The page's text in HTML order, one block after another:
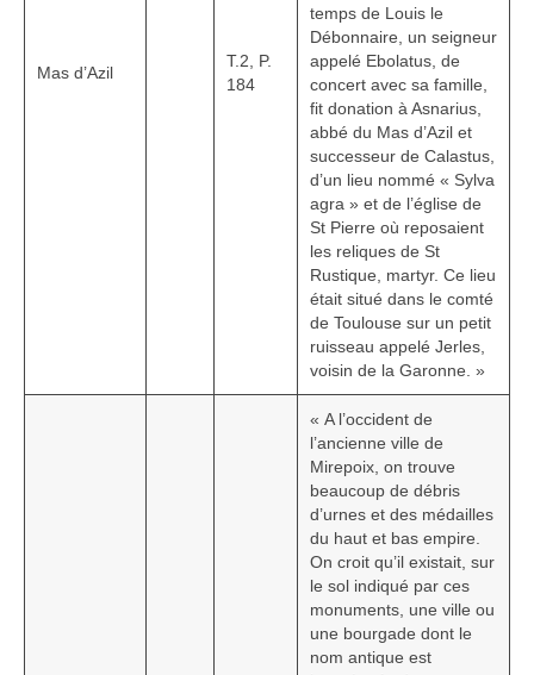
Mas d’Azil
T.2, P.
184
temps de Louis le
Débonnaire, un seigneur
appelé Ebolatus, de
concert avec sa famille,
fit donation à Asnarius,
abbé du Mas d’Azil et
successeur de Calastus,
d’un lieu nommé « Sylva
agra » et de l’église de
St Pierre où reposaient
les reliques de St
Rustique, martyr. Ce lieu
était situé dans le comté
de Toulouse sur un petit
ruisseau appelé Jerles,
voisin de la Garonne. »
« A l’occident de
l’ancienne ville de
Mirepoix, on trouve
beaucoup de débris
d’urnes et des médailles
du haut et bas empire.
On croit qu’il existait, sur
le sol indiqué par ces
monuments, une ville ou
une bourgade dont le
nom antique est